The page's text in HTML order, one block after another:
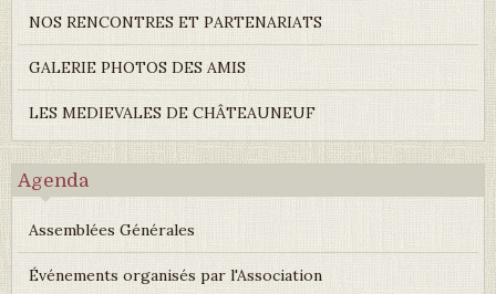
NOS RENCONTRES ET PARTENARIATS
GALERIE PHOTOS DES AMIS
LES MEDIEVALES DE CHÂTEAUNEUF
Agenda
Assemblées Générales
Événements organisés par l'Association